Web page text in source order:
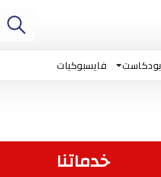
بودكاست فايسبوكيات
خدماتنا